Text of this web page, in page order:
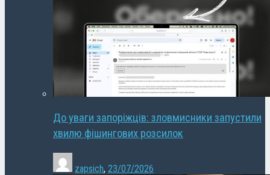
До уваги запоріжців: зловмисники запустили
хвилю фішингових розсилок
zapsich, 23/07/2026